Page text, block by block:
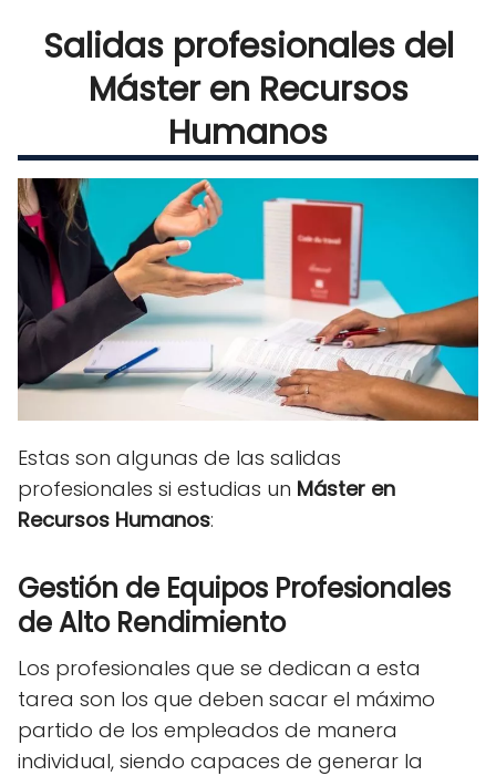
Salidas profesionales del
Máster en Recursos
Humanos
Estas son algunas de las salidas
profesionales si estudias un Máster en
Recursos Humanos:
Gestión de Equipos Profesionales
de Alto Rendimiento
Los profesionales que se dedican a esta
tarea son los que deben sacar el máximo
partido de los empleados de manera
individual, siendo capaces de generar la